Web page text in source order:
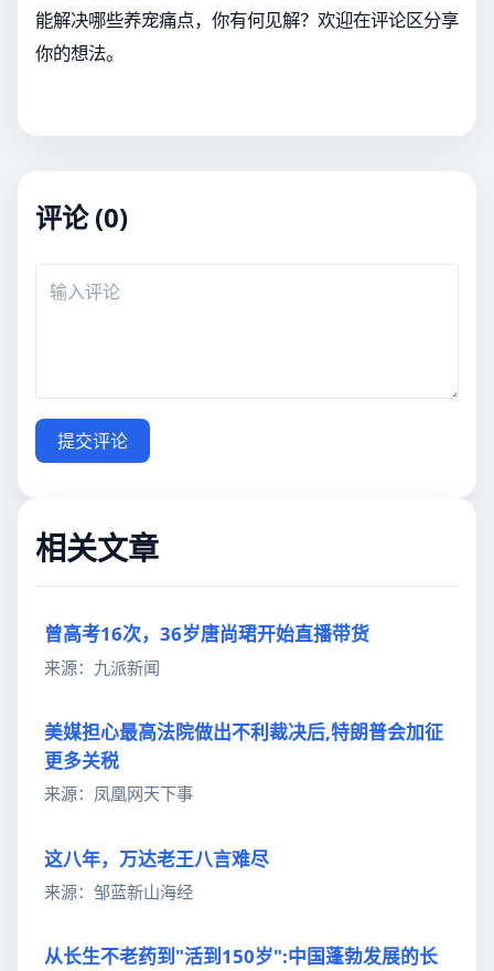
能解决哪些养宠痛点，你有何见解？欢迎在评论区分享
你的想法。
评论 (0)
提交评论
相关文章
曾高考16次，36岁唐尚珺开始直播带货
来源：九派新闻
美媒担心最高法院做出不利裁决后,特朗普会加征
更多关税
来源：凤凰网天下事
这八年，万达老王八言难尽
来源：邹蓝新山海经
从长生不老药到"活到150岁":中国蓬勃发展的长